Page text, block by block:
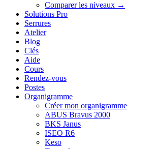
Comparer les niveaux →
Solutions Pro
Serrures
Atelier
Blog
Clés
Aide
Cours
Rendez-vous
Postes
Organigramme
Créer mon organigramme
ABUS Bravus 2000
BKS Janus
ISEO R6
Keso